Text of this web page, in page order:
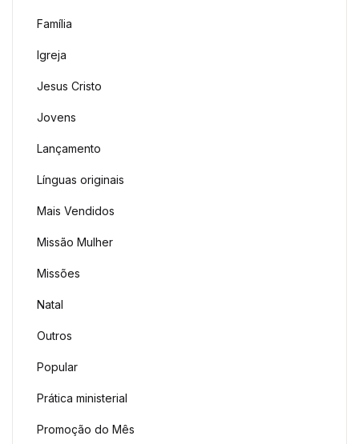
Família
Igreja
Jesus Cristo
Jovens
Lançamento
Línguas originais
Mais Vendidos
Missão Mulher
Missões
Natal
Outros
Popular
Prática ministerial
Promoção do Mês